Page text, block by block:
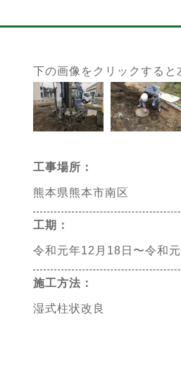
下の画像をクリックする
工事場所：
熊本県熊本市南区
工期：
令和元年12月18日〜令和
施工方法：
湿式柱状改良